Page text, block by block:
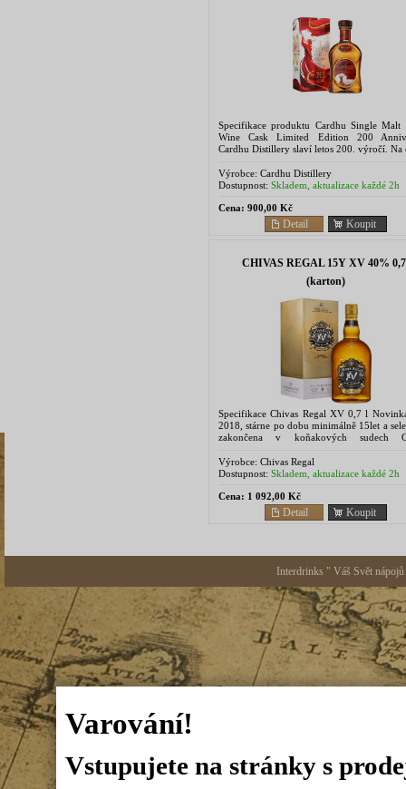
Specifikace produktu Cardhu Single
Wine Cask Limited Edition 200
Cardhu Distillery slaví letos 200. výročí. Na
z...
Výrobce: Cardhu Distillery
Dostupnost: Skladem, aktualizace každé 2h
Cena: 900,00 Kč
Koupit
Detail
CHIVAS REGAL 15Y XV 40%
(karton)
Specifikace Chivas Regal XV 0,7 l
2018, stárne po dobu minimálně 15let a
zakončena v koňakových sudech
Výrobce: Chivas Regal
Dostupnost: Skladem, aktualizace každé 2h
Cena: 1 092,00 Kč
Koupit
Detail
Interdrinks " Váš Svět
Varování!
Vstupujete na stránky s